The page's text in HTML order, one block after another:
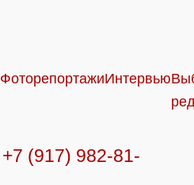
ФоторепортажиИнтервью
+7 (917) 982-81-